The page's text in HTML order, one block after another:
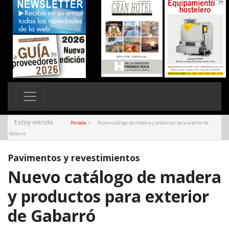
Estoy viendo Portada »
Nuevo catálogo de madera y productos para exterior de
Gabarró
Pavimentos y revestimientos
Nuevo catálogo de madera
y productos para exterior
de Gabarró